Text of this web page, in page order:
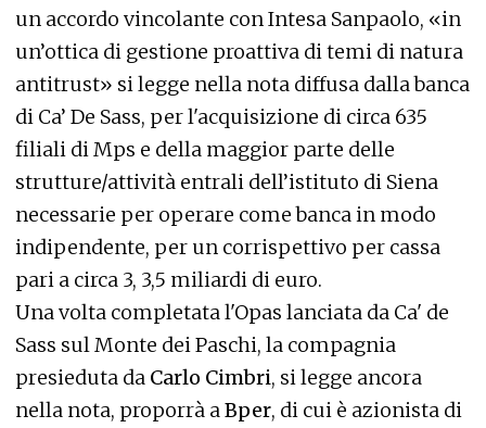
un accordo vincolante con Intesa Sanpaolo, «in
un’ottica di gestione proattiva di temi di natura
antitrust» si legge nella nota diffusa dalla banca
di Ca’ De Sass, per l'acquisizione di circa 635
filiali di Mps e della maggior parte delle
strutture/attività entrali dell’istituto di Siena
necessarie per operare come banca in modo
indipendente, per un corrispettivo per cassa
pari a circa 3, 3,5 miliardi di euro.
Una volta completata l'Opas lanciata da Ca' de
Sass sul Monte dei Paschi, la compagnia
presieduta da Carlo Cimbri, si legge ancora
nella nota, proporrà a Bper, di cui è azionista di